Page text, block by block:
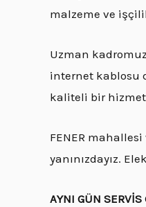
malzeme ve
Uzman
internet kablosu
kaliteli bir hizmet
FENER
yanınızdayız.
AYNI GÜN SERVİS